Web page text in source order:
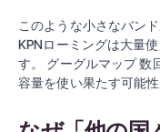
このような小さなバン
KPNローミングは大量
す。 グーグルマップ数
容量を使い果たす可能性